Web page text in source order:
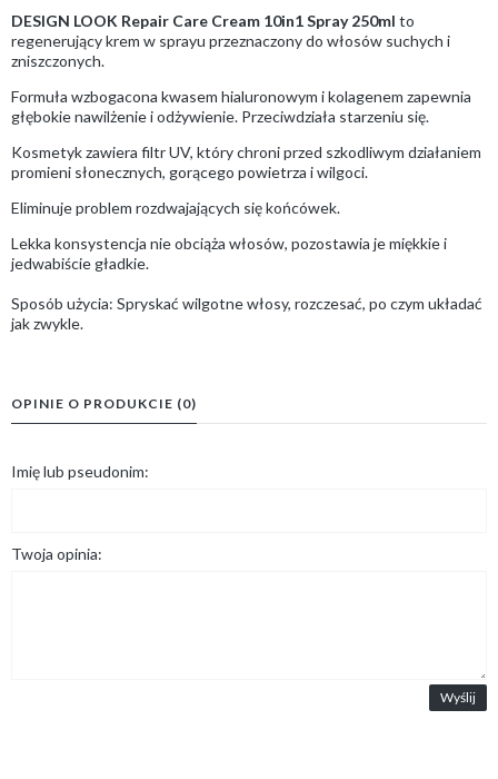
DESIGN LOOK Repair Care Cream 10in1 Spray 250ml to
regenerujący krem w sprayu przeznaczony do włosów suchych i
zniszczonych.
Formuła wzbogacona kwasem hialuronowym i kolagenem zapewnia
głębokie nawilżenie i odżywienie. Przeciwdziała starzeniu się.
Kosmetyk zawiera filtr UV, który chroni przed szkodliwym działaniem
promieni słonecznych, gorącego powietrza i wilgoci.
Eliminuje problem rozdwajających się końcówek.
Lekka konsystencja nie obciąża włosów, pozostawia je miękkie i
jedwabiście gładkie.
Sposób użycia: Spryskać wilgotne włosy, rozczesać, po czym układać
jak zwykle.
OPINIE O PRODUKCIE (0)
Imię lub pseudonim:
Twoja opinia:
Wyślij